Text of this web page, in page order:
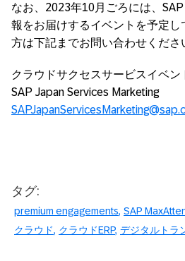
なお、2023年10月ごろには、
報をお届けするイベントを予定し
方は下記までお問い合わせくださ
クラウドサクセスサービスイベン
SAP Japan Services Marketing
タグ:
premium engagements SAP
クラウド
クラウドERP デジタルトラ